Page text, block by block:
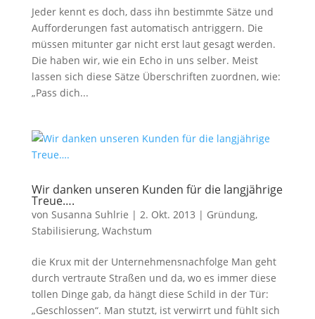
Jeder kennt es doch, dass ihn bestimmte Sätze und
Aufforderungen fast automatisch antriggern. Die
müssen mitunter gar nicht erst laut gesagt werden.
Die haben wir, wie ein Echo in uns selber. Meist
lassen sich diese Sätze Überschriften zuordnen, wie:
„Pass dich...
Wir danken unseren Kunden für die langjährige
Treue….
von Susanna Suhlrie | 2. Okt. 2013 | Gründung,
Stabilisierung, Wachstum
die Krux mit der Unternehmensnachfolge Man geht
durch vertraute Straßen und da, wo es immer diese
tollen Dinge gab, da hängt diese Schild in der Tür:
„Geschlossen“. Man stutzt, ist verwirrt und fühlt sich